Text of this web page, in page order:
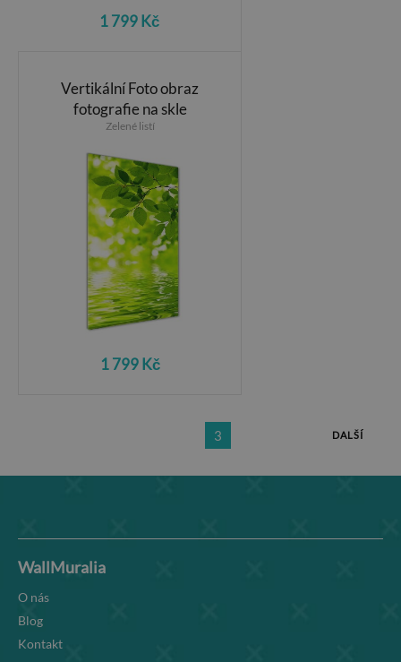
1 799 Kč
Vertikální Foto obraz
fotografie na skle
Zelené listí
1 799 Kč
3 DALŠÍ
WallMuralia
O nás
Blog
Kontakt